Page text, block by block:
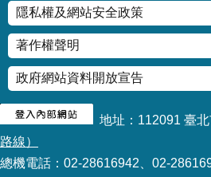
常
見
問
答
台
北
通
隱私權及網站安全政策
著作權聲明
政府網站資料開放宣告
地址：112091 臺
路線）
總機電話：02-28616942、02-